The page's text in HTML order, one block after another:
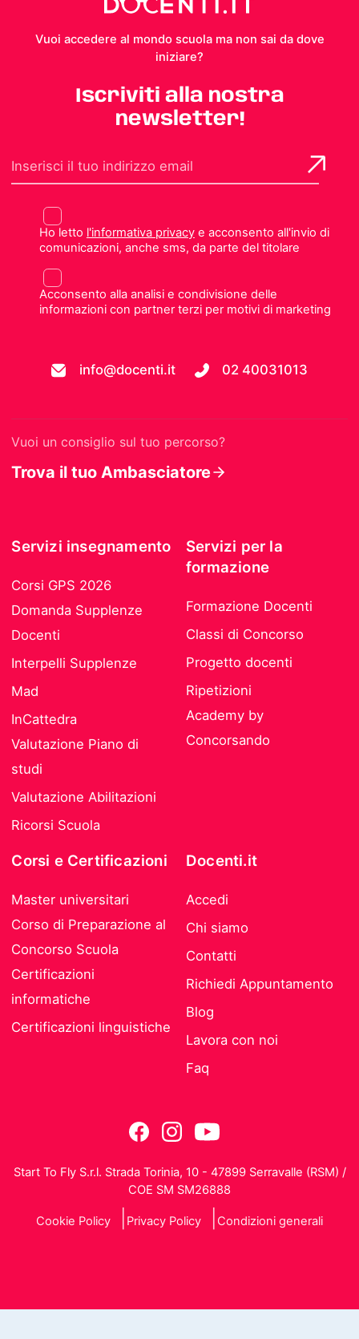
Vuoi accedere al mondo scuola ma non sai da dove
iniziare?
Iscriviti alla nostra
newsletter!
Ho letto l'informativa privacye acconsento all'invio di
comunicazioni, anche sms, da parte del titolare
Acconsento alla analisi e condivisione delle
informazioni con partner terzi per motivi di marketing
info@docenti.it 02 40031013
Vuoi un consiglio sul tuo percorso?
Trova il tuo Ambasciatore
Servizi insegnamento
Corsi GPS 2026
Domanda Supplenze
Docenti
Interpelli Supplenze
Mad
InCattedra
Valutazione Piano di
studi
Valutazione Abilitazioni
Ricorsi Scuola
Servizi per la
formazione
Formazione Docenti
Classi di Concorso
Progetto docenti
Ripetizioni
Academy by
Concorsando
Corsi e Certificazioni
Master universitari
Corso di Preparazione al
Concorso Scuola
Certificazioni
informatiche
Certificazioni linguistiche
Docenti.it
Accedi
Chi siamo
Contatti
Richiedi Appuntamento
Blog
Lavora con noi
Faq
Start To Fly S.r.l. Strada Torinia, 10 - 47899 Serravalle (RSM) /
COE SM SM26888
Cookie Policy Privacy Policy Condizioni generali